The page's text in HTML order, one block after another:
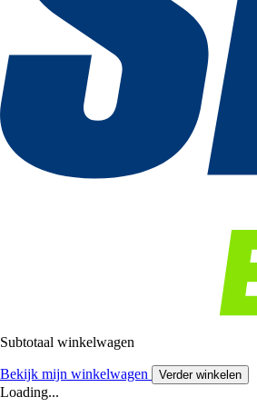
Subtotaal winkelwagen
Bekijk mijn winkelwagen Verder winkelen
Loading...